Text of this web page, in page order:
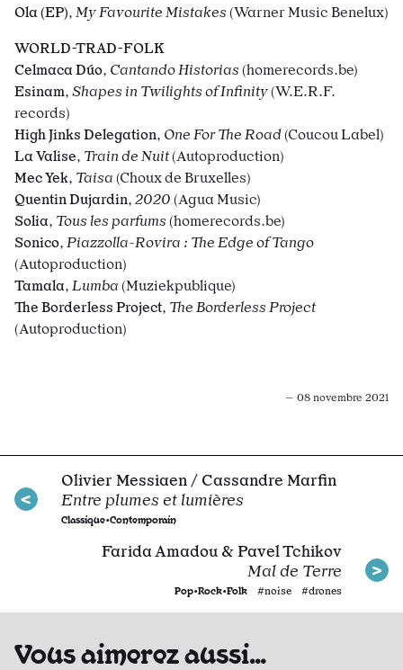
Ola (EP), My Favourite Mistakes (Warner Music Benelux)
WORLD-TRAD-FOLK
Celmaca Dúo, Cantando Historias (homerecords.be)
Esinam, Shapes in Twilights of Infinity(W.E.R.F.
records)
High Jinks Delegation, One For The Road(Coucou Label)
La Valise, Train de Nuit(Autoproduction)
Mec Yek, Taisa (Choux de Bruxelles)
Quentin Dujardin, 2020 (Agua Music)
Solia, Tous les parfums (homerecords.be)
Sonico, Piazzolla-Rovira : The Edge of Tango
(Autoproduction)
Tamala, Lumba (Muziekpublique)
The Borderless Project, The Borderless Project
(Autoproduction)
— 08 novembre 2021
Olivier Messiaen / Cassandre Marfin
Entre plumes et lumières
Classique•Contemporain
Farida Amadou & Pavel Tchikov
Mal de Terre
Pop•Rock•Folk #noise #drones
Vous aimerez aussi…